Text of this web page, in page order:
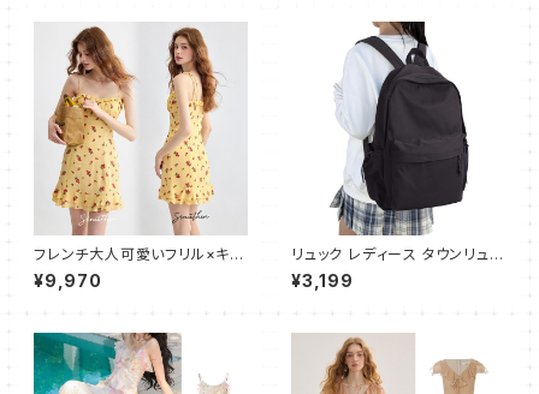
フレンチ大人可愛いフリル×キャ
ミワンピース ショート
¥9,970
リュック レディース タウンリュッ
ク 大容量 スクールリュック バッ
クパック リュック 黑 通学 通勤
¥3,199